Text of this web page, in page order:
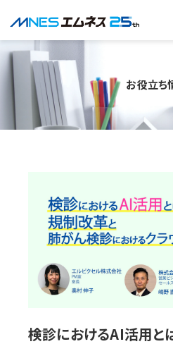
製品・サ
導入事例
お役立ち
検診におけるAI活用と